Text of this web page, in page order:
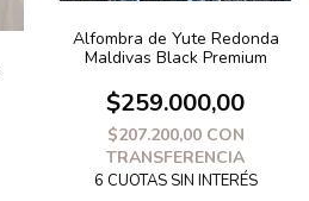
Alfombra de Yute Redonda
Maldivas Black Premium
$259.000,00
$207.200,00 CON
TRANSFERENCIA